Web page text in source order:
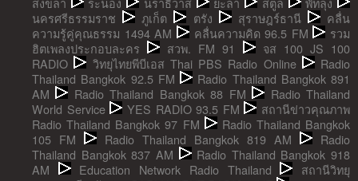
นครศรีธรรมราช
ภูเก็ต ตรัง สุราษฎร์ธานี
คลื่น
ความรู้คู่คุณธรรม 1494 AM
คลื่นความคิด 96.5 FM
รวม
ฮิตเพลงประกอบละคร
สวพ. FM 91
จส 100 JS 100
RADIO
วิทยุไทยพีบีเอส Thai PBS Radio Online
Radio
Thailand Bangkok 92.5 FM
Radio Thailand Bangkok 891
AM
Radio Thailand Bangkok 88 FM
Radio Thailand
World Service
YES RADIO 93.5 FM
สถานีข่าวคุณภาพ
Radio Thailand Bangkok 97 FM
Radio Thailand Bangkok
105 FM
Radio Thailand Bangkok 819 AM
Radio
Thailand Bangkok 837 AM
Radio Thailand Bangkok 918
AM
Education Network Radio Thailand
สถานีวิทยุ